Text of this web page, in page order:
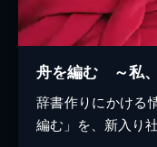
舟を編む ～私
辞書作りにかける
編む」を、新入り